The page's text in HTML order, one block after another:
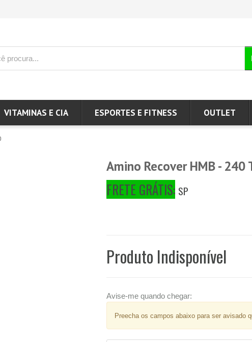
VITAMINAS E CIA ESPORTES E FITNESS OUTLET
Amino Recover HMB -
FRETE GRÁTIS: SP
Produto Indisponível
Avise-me quando chegar:
Preecha os campos abaixo para ser avisado